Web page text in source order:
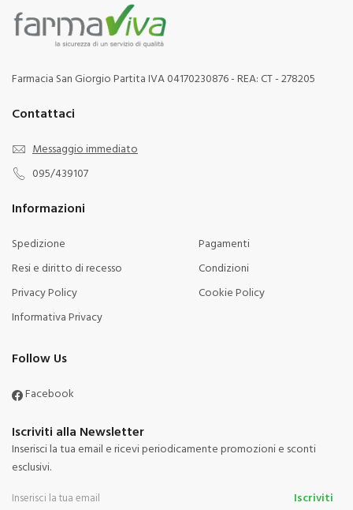
Farmacia San Giorgio Partita IVA 04170230876 - REA: CT - 278205
Contattaci
Messaggio immediato
095/439107
Informazioni
Spedizione
Pagamenti
Resi e diritto di recesso
Condizioni
Privacy Policy
Cookie Policy
Informativa Privacy
Follow Us
Facebook
Iscriviti alla Newsletter
Inserisci la tua email e ricevi periodicamente promozioni e sconti
esclusivi.
Iscriviti